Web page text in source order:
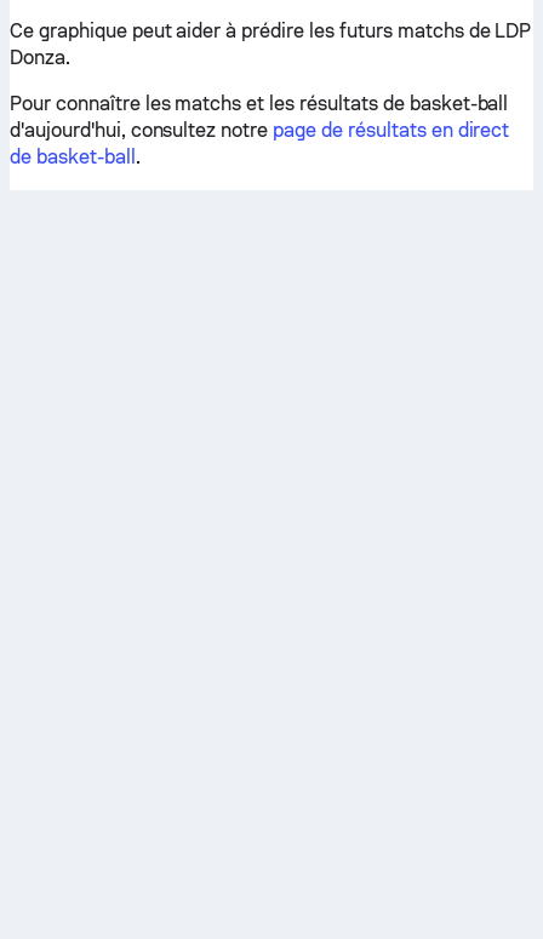
Ce graphique peut aider à prédire les futurs matchs de LDP
Donza.
Pour connaître les matchs et les résultats de basket-ball
d'aujourd'hui, consultez notre page de résultats en direct
de basket-ball .